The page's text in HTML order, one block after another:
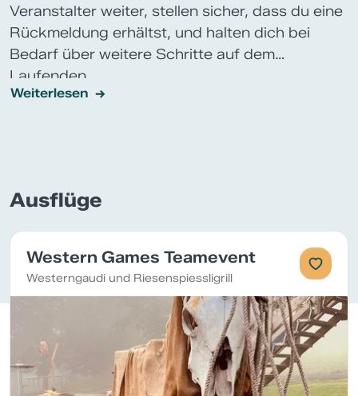
Veranstalter weiter, stellen sicher, dass du eine
Rückmeldung erhältst, und halten dich bei
Bedarf über weitere Schritte auf dem
Laufenden.
Weiterlesen
Ausflüge
Western Games Teamevent
Westerngaudi und Riesenspiessligrill